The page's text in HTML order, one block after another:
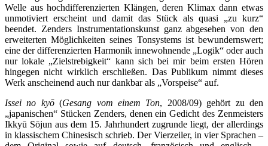
Welle aus hochdifferenzierten Klängen, deren Klimax dann etwas
unmotiviert erscheint und damit das Stück als quasi „zu kurz“
beendet. Zenders Instrumentationskunst ganz abgesehen von den
erweiterten Möglichkeiten seines Tonsystems ist bewundernswert;
eine der differenzierten Harmonik innewohnende „Logik“ oder auch
nur lokale „Zielstrebigkeit“ kann sich bei mir beim ersten Hören
hingegen nicht wirklich erschließen. Das Publikum nimmt dieses
Werk anscheinend auch nur dankbar als „Vorspeise“ auf.
Issei no kyō(Gesang vom einem Ton, 2008/09) gehört zu den
„japanischen“ Stücken Zenders, denen ein Gedicht des Zenmeisters
Ikkyū Sōjun aus dem 15. Jahrhundert zugrunde liegt, der allerdings
in klassischem Chinesisch schrieb. Der Vierzeiler, in vier Sprachen –